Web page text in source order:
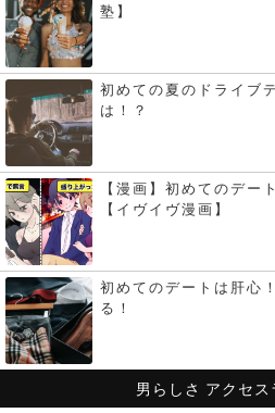
塾】
初めての夏のドライブ
は！？
【漫画】初めてのデー
【イヴイヴ漫画】
初めてのデートは肝心
る！
男らしさ アクセス